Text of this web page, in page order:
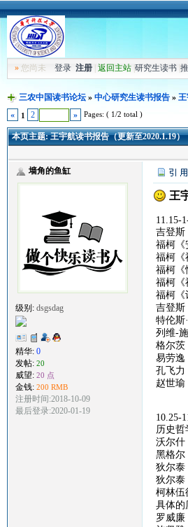
»您尚未 登录 注册| 返回主站| 研究生读书|
三农中国读书论坛» 中心研究生读书报告» 王
«
1 2 » Pages: ( 1/2 total )
本页主题:王宇航读书报告（更新至2020.1.19）
墙角的鱼缸
级别: dsgsdag
精华: 0
发帖: 20
威望: 20 点
金钱: 200 RMB
注册时间:2018-10-09
最后登录:2020-01-19
王
11.15-
吉登斯
福柯《
福柯《
福柯《
福柯《
福柯《
吉登斯
特伦斯
列维-
格尔茨
易劳逸
孔飞力
赵世瑜
10.25-
历史哲
沃尔什
黑格尔
狄尔泰
狄尔泰
柯林伍
具体的
罗威廉